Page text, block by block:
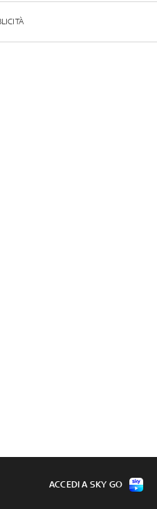
ACCEDI A SKY GO